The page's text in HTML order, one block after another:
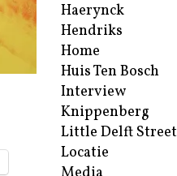
Haerynck
Hendriks
Home
Huis Ten Bosch
Interview
Knippenberg
Little Delft Street
Locatie